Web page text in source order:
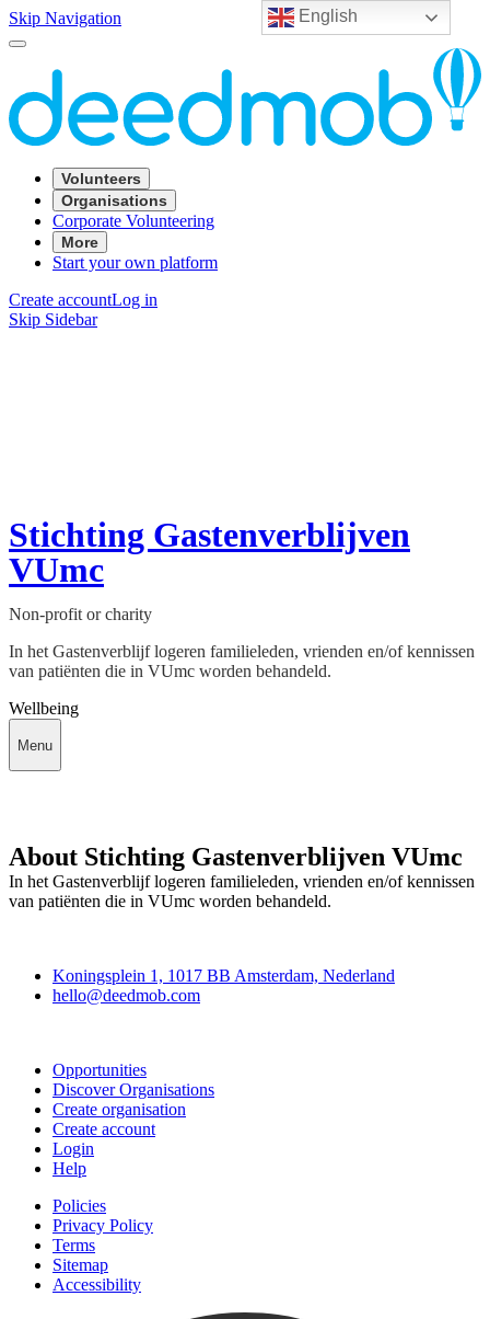
English
Skip Navigation
Volunteers
Organisations
Corporate Volunteering
More
Start your own platform
Create accountLog in
Skip Sidebar
Stichting Gastenverblijven
VUmc
Non-profit or charity
In het Gastenverblijf logeren familieleden, vrienden en/of kennissen
van patiënten die in VUmc worden behandeld.
Wellbeing
Menu
About Stichting Gastenverblijven VUmc
In het Gastenverblijf logeren familieleden, vrienden en/of kennissen
van patiënten die in VUmc worden behandeld.
Koningsplein 1, 1017 BB Amsterdam, Nederland
hello@deedmob.com
Opportunities
Discover Organisations
Create organisation
Create account
Login
Help
Policies
Privacy Policy
Terms
Sitemap
Accessibility